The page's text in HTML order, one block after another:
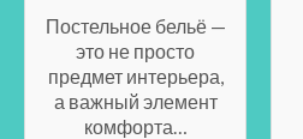
Постельное бельё —
это не просто
предмет интерьера,
а важный элемент
комфорта…